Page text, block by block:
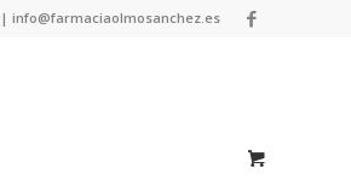
| info@farmaciaolmosanchez.es